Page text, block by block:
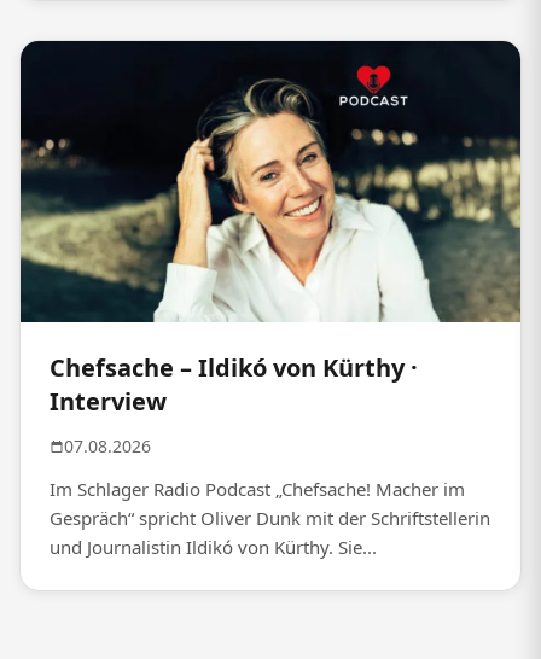
Chefsache – Ildikó von Kürthy ·
Interview
07.08.2026
Im Schlager Radio Podcast „Chefsache! Macher im
Gespräch“ spricht Oliver Dunk mit der Schriftstellerin
und Journalistin Ildikó von Kürthy. Sie...